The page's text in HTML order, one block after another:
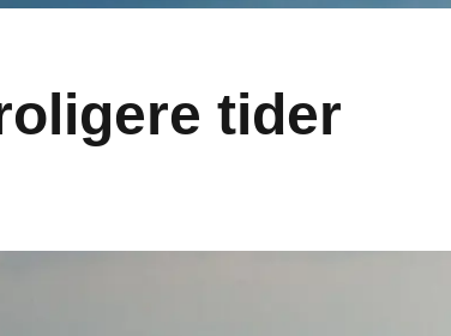
tider